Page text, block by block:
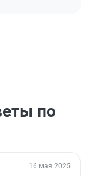
по
16 мая 2025